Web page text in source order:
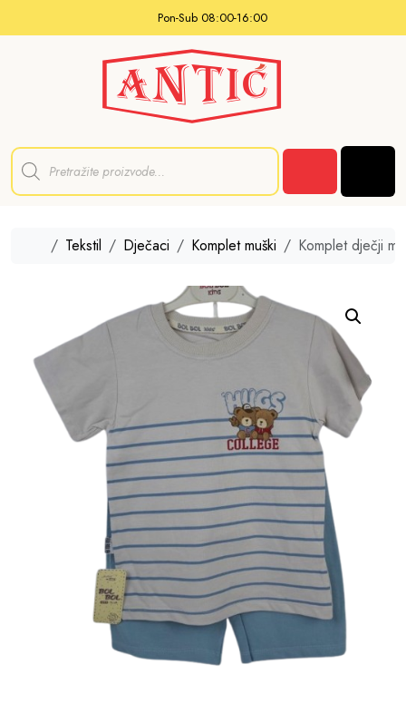
Pon-Sub 08:00-16:00
P
d
HomeTekstil Dječaci Komplet muški Komplet dječji